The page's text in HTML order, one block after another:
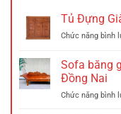
Tủ Đựng
Chức năng bình
Sofa băng
Đồng Nai
Chức năng bình